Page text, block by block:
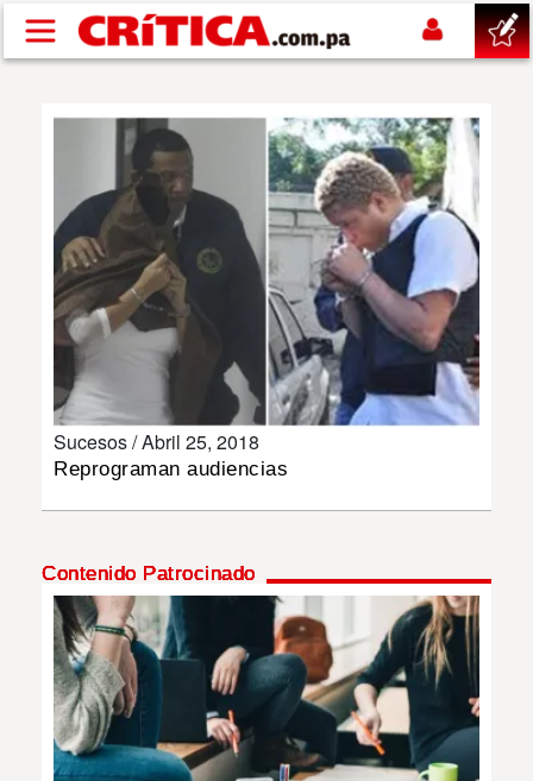
Pasar al contenido principal
NACIONAL
POLÍTICA
DEPORTES
MUNDO
INSÓLITAS
MULTIMEDIA
IMPRESO
Sucesos /Abril 25, 2018
Reprograman audiencias
Contenido Patrocinado